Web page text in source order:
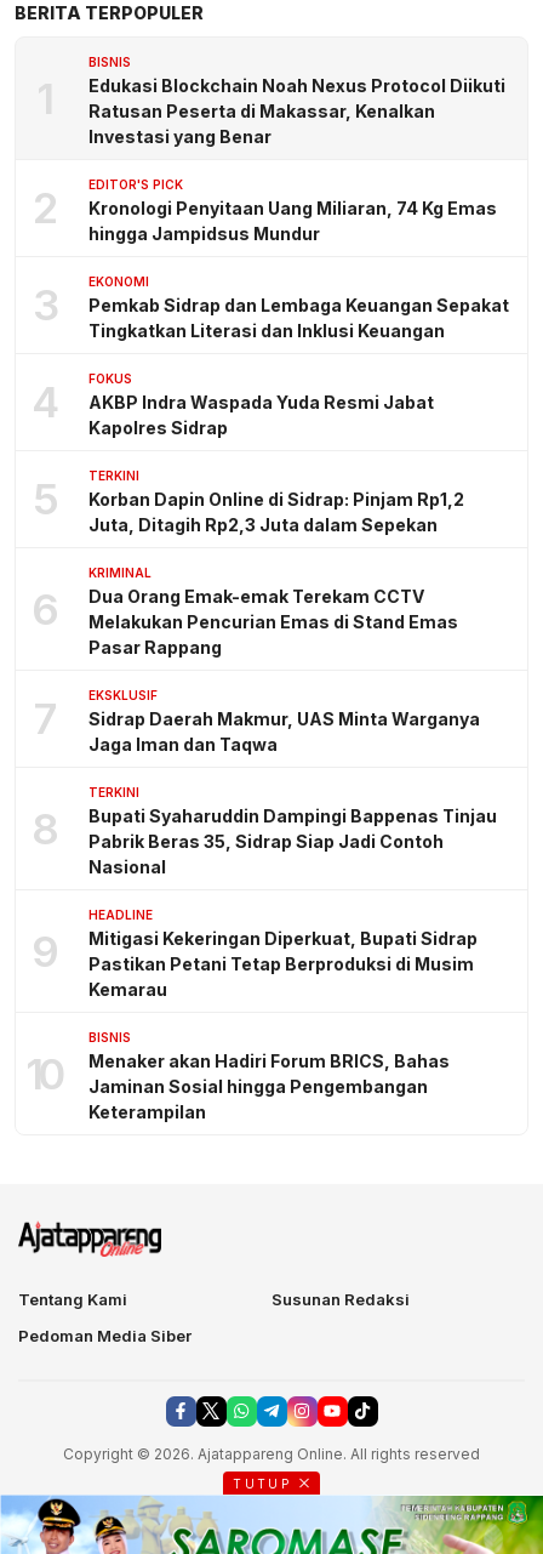
BERITA TERPOPULER
1
BISNIS
Edukasi Blockchain Noah Nexus Protocol Diikuti
Ratusan Peserta di Makassar, Kenalkan
Investasi yang Benar
2 EDITOR'S PICK
Kronologi Penyitaan Uang Miliaran, 74 Kg Emas
hingga Jampidsus Mundur
3 EKONOMI
Pemkab Sidrap dan Lembaga Keuangan Sepakat
Tingkatkan Literasi dan Inklusi Keuangan
4 FOKUS
AKBP Indra Waspada Yuda Resmi Jabat
Kapolres Sidrap
5 TERKINI
Korban Dapin Online di Sidrap: Pinjam Rp1,2
Juta, Ditagih Rp2,3 Juta dalam Sepekan
6
KRIMINAL
Dua Orang Emak-emak Terekam CCTV
Melakukan Pencurian Emas di Stand Emas
Pasar Rappang
7 EKSKLUSIF
Sidrap Daerah Makmur, UAS Minta Warganya
Jaga Iman dan Taqwa
8
TERKINI
Bupati Syaharuddin Dampingi Bappenas Tinjau
Pabrik Beras 35, Sidrap Siap Jadi Contoh
Nasional
9
HEADLINE
Mitigasi Kekeringan Diperkuat, Bupati Sidrap
Pastikan Petani Tetap Berproduksi di Musim
Kemarau
10
BISNIS
Menaker akan Hadiri Forum BRICS, Bahas
Jaminan Sosial hingga Pengembangan
Keterampilan
Tentang Kami
Susunan Redaksi
Pedoman Media Siber
Copyright © 2026. Ajatappareng Online. All rights reserved
TUTUP